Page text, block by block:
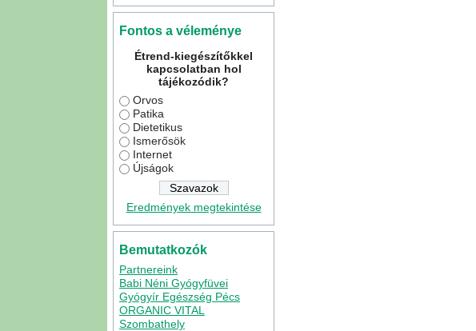
Fontos a véleménye
Étrend-kiegészítőkkel
kapcsolatban hol
tájékozódik?
Orvos
Patika
Dietetikus
Ismerősök
Internet
Újságok
Eredmények megtekintése
Bemutatkozók
Partnereink
Babi Néni Gyógyfüvei
Gyógyír Egészség Pécs
ORGANIC VITAL
Szombathely